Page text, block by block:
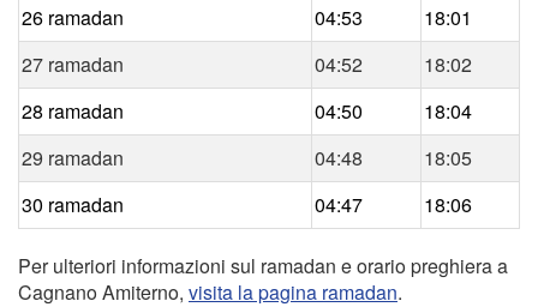
26 ramadan
04:53
18:01
27 ramadan
04:52
18:02
28 ramadan
04:50
18:04
29 ramadan
04:48
18:05
30 ramadan
04:47 18:06
Per ulteriori informazioni sul ramadan e orario preghiera a
Cagnano Amiterno, visita la pagina ramadan.